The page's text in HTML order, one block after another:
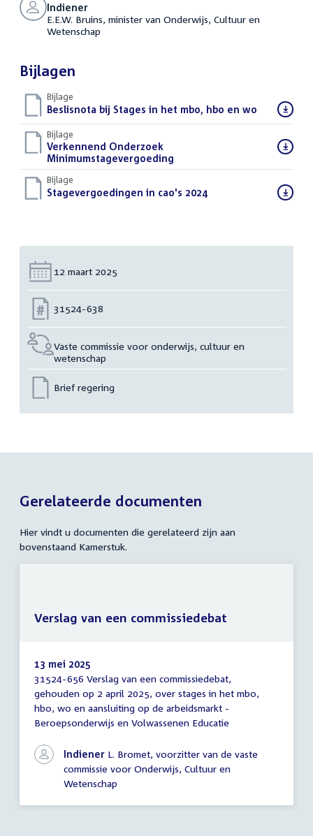
Indiener
E.E.W. Bruins, minister van Onderwijs, Cultuur en
Wetenschap
Bijlagen
Bijlage
Download
bestand:
Beslisnota bij Stages in het mbo, hbo en wo (PDF)
Bijlage
Download
bestand:
Verkennend Onderzoek
Minimumstagevergoeding
Bijlage
Download
Stagevergoedingen in cao's 2024(PDF)
Datum:
12 maart 2025
Nummer:
31524-638
Vaste commissie voor onderwijs, cultuur en
wetenschap
Brief regering
Gerelateerde documenten
Hier vindt u documenten die gerelateerd zijn aan
bovenstaand Kamerstuk.
Verslag
van
een
commissiedebat
13 mei 2025
31524-656 Verslag van een commissiedebat,
gehouden op 2 april 2025, over stages in het mbo,
hbo, wo en aansluiting op de arbeidsmarkt -
Beroepsonderwijs en Volwassenen Educatie
Indiener L. Bromet, voorzitter van de vaste
commissie voor Onderwijs, Cultuur en
Wetenschap
Verslag van een commissiedebat